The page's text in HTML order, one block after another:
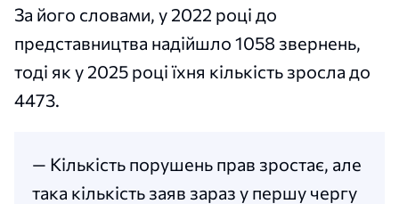
За його словами, у 2022 році до
представництва надійшло 1058 звернень,
тоді як у 2025 році їхня кількість зросла до
4473.
— Кількість порушень прав зростає, але
така кількість заяв зараз у першу чергу